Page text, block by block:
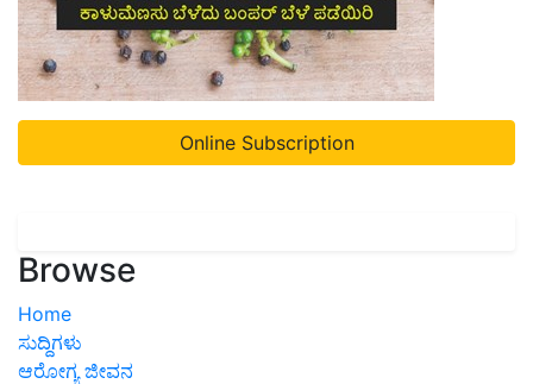
Online Subscription
Browse
Home
ಸುದ್ದಿಗಳು
ಆರೋಗ್ಯ ಜೀವನ